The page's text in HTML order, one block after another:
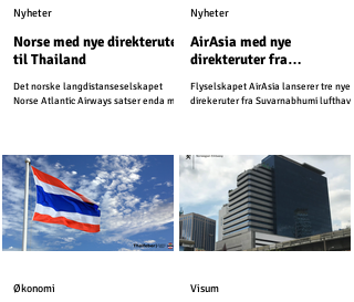
Norse med nye direkteruter
til Thailand
Det norske langdistanseselskapet
Norse Atlantic Airways satser enda mer
Nyheter
AirAsia med nye
direkteruter fra
Flyselskapet AirAsia lanserer tre nye
direkeruter fra Suvarnabhumi lufthavn.
Nyheter
Økonomi Visum